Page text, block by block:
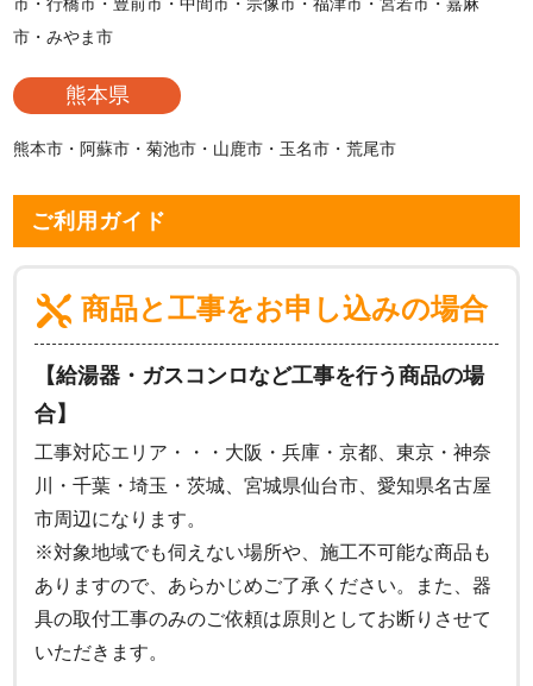
市・みやま市
熊本県
熊本市・阿蘇市・菊池市・山鹿市・玉名市・荒尾市
ご利用ガイド
商品と工事をお申し込みの場合
【給湯器・ガスコンロなど工事を行う商品の場
合】
工事対応エリア・・・大阪・兵庫・京都、東京・神奈
川・千葉・埼玉・茨城、宮城県仙台市、愛知県名古屋
市周辺になります。
※対象地域でも伺えない場所や、施工不可能な商品も
ありますので、あらかじめご了承ください。また、器
具の取付工事のみのご依頼は原則としてお断りさせて
いただきます。